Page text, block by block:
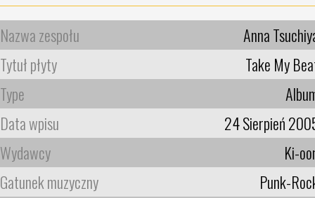
Nazwa zespołu
Anna
Tytuł płyty
Take My
Type
Data wpisu
24 Sierpień
Wydawcy
Ki-
Gatunek muzyczny
Punk-